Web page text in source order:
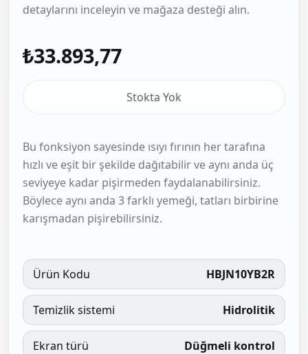
detaylarını inceleyin ve mağaza desteği alın.
₺33.893,77
Stokta Yok
Bu fonksiyon sayesinde ısıyı fırının her tarafına
hızlı ve eşit bir şekilde dağıtabilir ve aynı anda üç
seviyeye kadar pişirmeden faydalanabilirsiniz.
Böylece aynı anda 3 farklı yemeği, tatları birbirine
karışmadan pişirebilirsiniz.
Ürün Kodu HBJN10YB2R
Temizlik sistemi Hidrolitik
Ekran türü Düğmeli kontrol